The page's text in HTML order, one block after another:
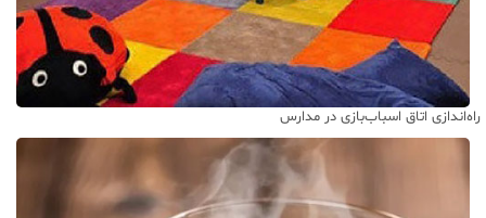
راه‌اندازی اتاق اسباب‌بازی در مدارس